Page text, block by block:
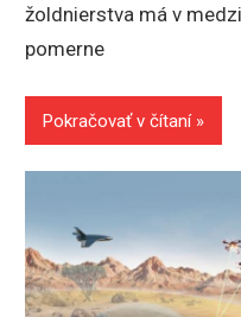
žoldnierstva má v
pomerne
Pokračovať v čítaní